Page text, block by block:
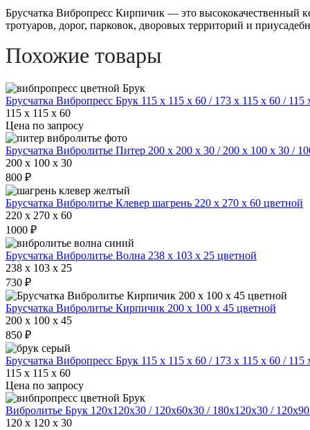
60
цветной
Брусчатка Вибропресс Кирпичик — это высококачественный
тротуаров, дорог, парковок, дворовых территорий и
Похожие товары
Брусчатка Вибропресс Брук 115 х 115 х 60 / 173 х 115 х 60 / 115
115 x 115 x 60
Цена по запросу
Брусчатка Вибролитье Питер 200 х 200 х 30 / 200 х 100 х 30 /
200 x 100 x 30
800 ₽
Брусчатка Вибролитье Клевер шагрень 220 х 270 х 60 цветной
220 x 270 x 60
1000 ₽
Брусчатка Вибролитье Волна 238 х 103 х 25 цветной
238 x 103 x 25
730 ₽
Брусчатка Вибролитье Кирпичик 200 х 100 х 45 цветной
200 x 100 x 45
850 ₽
Брусчатка Вибропресс Брук 115 х 115 х 60 / 173 х 115 х 60 / 115
115 x 115 x 60
Цена по запросу
Вибролитье Брук 120х120х30 / 120х60х30 / 180х120х30 /
120 x 120 x 30